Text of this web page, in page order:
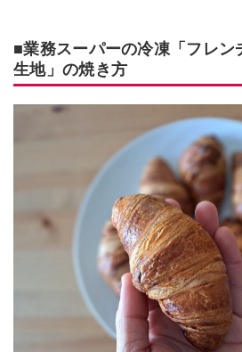
■業務スーパーの冷凍「フレン
生地」の焼き方